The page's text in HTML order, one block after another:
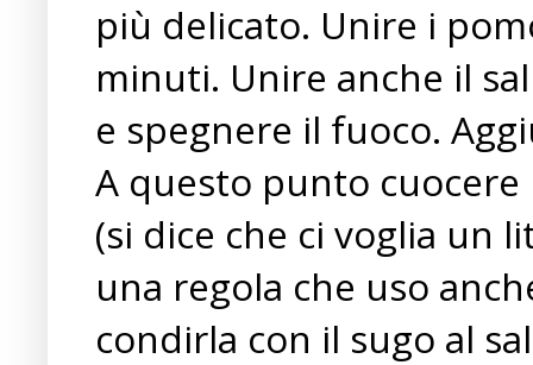
più delicato. Unire i
minuti. Unire anche il
e spegnere il fuoco.
A questo punto
(si dice che ci voglia un
una regola che uso
condirla con il sugo al